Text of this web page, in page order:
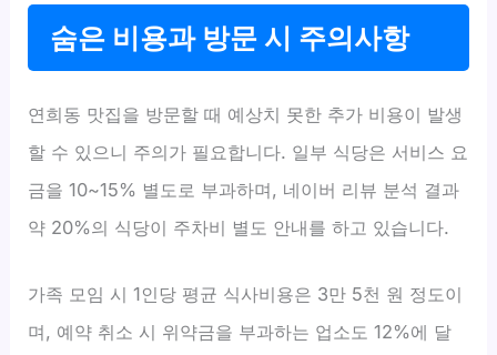
숨은 비용과 방문 시 주의사항
연희동 맛집을 방문할 때 예상치 못한 추가 비용이 발생
할 수 있으니 주의가 필요합니다. 일부 식당은 서비스 요
금을 10~15% 별도로 부과하며, 네이버 리뷰 분석 결과
약 20%의 식당이 주차비 별도 안내를 하고 있습니다.
가족 모임 시 1인당 평균 식사비용은 3만 5천 원 정도이
며, 예약 취소 시 위약금을 부과하는 업소도 12%에 달